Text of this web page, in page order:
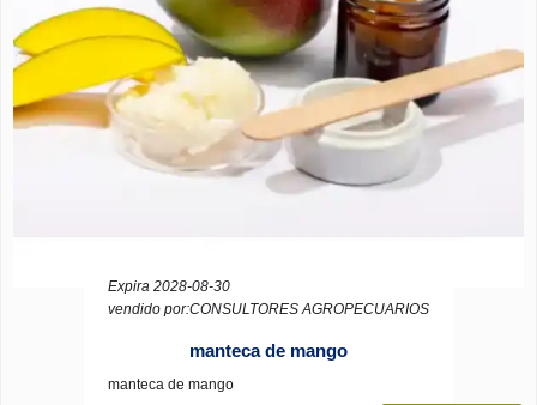
Expira 2028-08-30
vendido por:CONSULTORES AGROPECUARIOS
manteca de mango
manteca de mango